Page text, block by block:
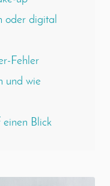
oder digital
Fehler
und wie
einen Blick